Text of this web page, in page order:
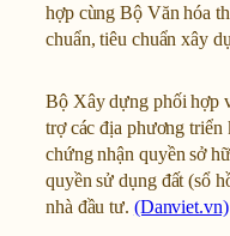
hợp cùng Bộ Văn hóa
chuẩn, tiêu chuẩn xây
Bộ Xây dựng phối hợp
trợ các địa phương
chứng nhận quyền sở
quyền sử dụng đất (sổ
nhà đầu tư. (Danviet.vn)